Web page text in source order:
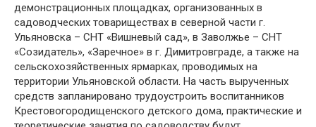
демонстрационных площадках, организованных в
садоводческих товариществах в северной части г.
Ульяновска – СНТ «Вишневый сад», в Заволжье – СНТ
«Созидатель», «Заречное» в г. Димитровграде, а также на
сельскохозяйственных ярмарках, проводимых на
территории Ульяновской области. На часть вырученных
средств запланировано трудоустроить воспитанников
Крестовогородищенского детского дома, практические и